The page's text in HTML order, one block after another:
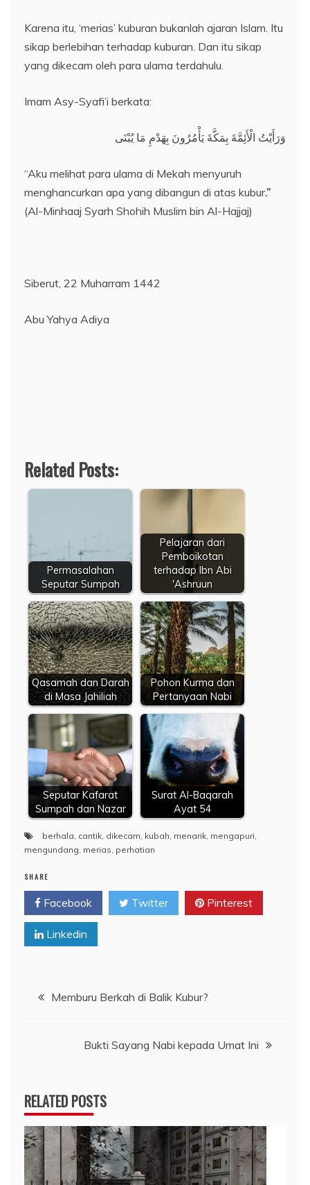
Karena itu, ‘merias’ kuburan bukanlah ajaran Islam. Itu
sikap berlebihan terhadap kuburan. Dan itu sikap
yang dikecam oleh para ulama terdahulu.
Imam Asy-Syafi’i berkata:
وَرَأَيْتُ الْأَئِمَّةَ بِمَكَّةَ يَأْمُرُونَ بِهَدْمِ مَا يُبْنَى
“Aku melihat para ulama di Mekah menyuruh
menghancurkan apa yang dibangun di atas kubur.”
(Al-Minhaaj Syarh Shohih Muslim bin Al-Hajjaj)
Siberut, 22 Muharram 1442
Abu Yahya Adiya
Related Posts:
Permasalahan
Seputar Sumpah
Pelajaran dari
Pemboikotan
terhadap Ibn Abi
'Ashruun
Qasamah dan Darah
di Masa Jahiliah
Pohon Kurma dan
Pertanyaan Nabi
Seputar Kafarat
Sumpah dan Nazar
Surat Al-Baqarah
Ayat 54
berhala, cantik, dikecam, kubah, menarik, mengapuri,
mengundang, merias, perhatian
SHARE
Facebook Twitter Pinterest
Linkedin
Navigasi
Memburu Berkah di Balik Kubur?
Bukti Sayang Nabi kepada Umat Ini
RELATED POSTS